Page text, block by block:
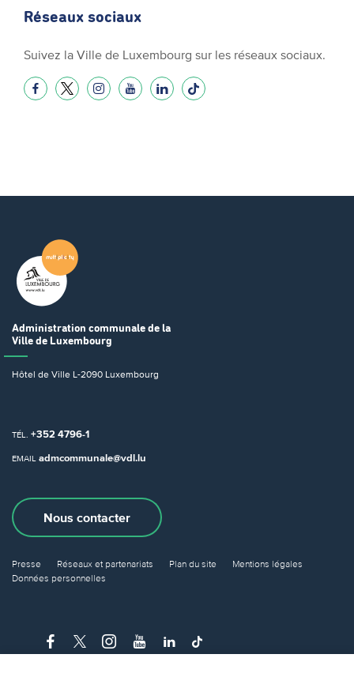
Réseaux sociaux
Suivez la Ville de Luxembourg sur les réseaux sociaux.
Administration communale de la
Ville de Luxembourg
Hôtel de Ville L-2090 Luxembourg
TÉL. +352 4796-1
EMAIL admcommunale@vdl.lu
Nous contacter
Presse Réseaux et partenariats Plan du site
Mentions légales
Données personnelles